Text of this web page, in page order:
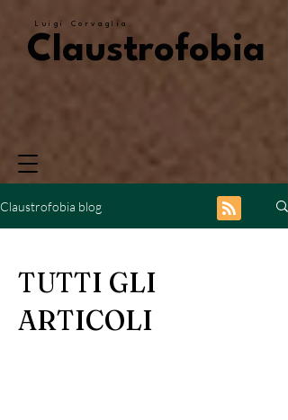
Luigi Corvaglia
Claustrofobia
Claustrofobia blog
TUTTI GLI
ARTICOLI